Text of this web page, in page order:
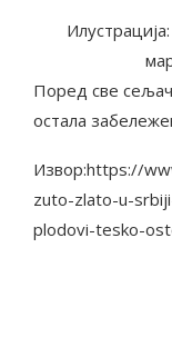
Поред све
остала
Извор:https://
zuto-zlato-u-
plodovi-tesko-